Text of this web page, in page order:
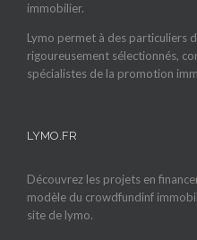
immobilier.
Lymo permet à des particuliers
rigoureusement sélectionnés,
spécialistes de la promotion
LYMO.FR
Découvrez les projets en
modèle du crowdfundinf
site de lymo.